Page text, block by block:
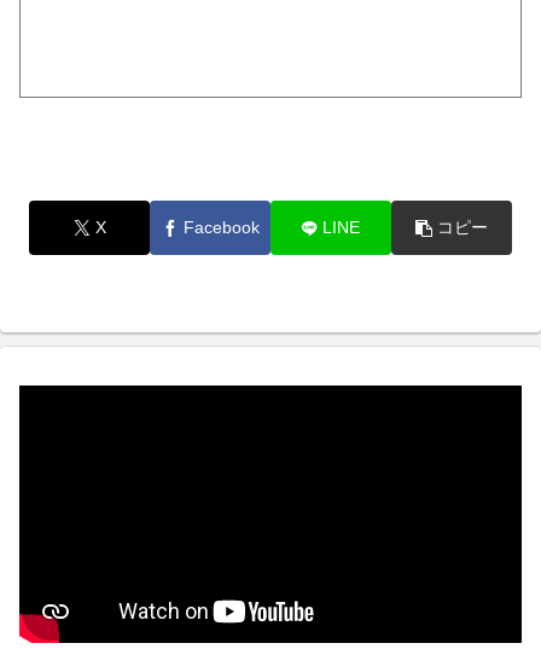
X Facebook LINE コピー